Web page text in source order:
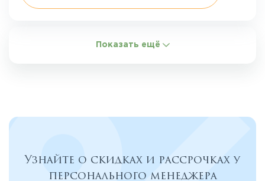
Показать ещё
Узнайте о скидках и рассрочках у
персонального менеджера